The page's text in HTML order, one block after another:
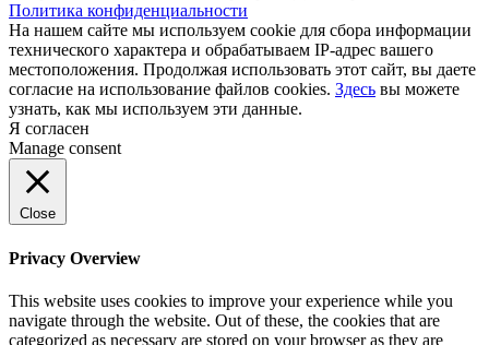
Политика конфиденциальности
На нашем сайте мы используем cookie для сбора информации
технического характера и обрабатываем IP-адрес вашего
местоположения. Продолжая использовать этот сайт, вы даете
согласие на использование файлов cookies. Здесь вы можете
узнать, как мы используем эти данные.
Я согласен
Manage consent
Close
Privacy Overview
This website uses cookies to improve your experience while you
navigate through the website. Out of these, the cookies that are
categorized as necessary are stored on your browser as they are